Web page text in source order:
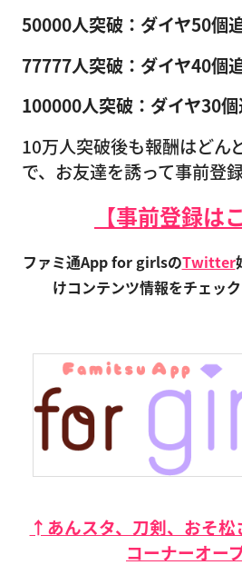
50000人突破：ダイヤ50個
77777人突破：ダイヤ40個
100000人突破：ダイヤ30
10万人突破後も報酬はどん
で、お友達を誘って事前登
【事前登録は
ファミ通App for girlsのTwitter
けコンテンツ情報をチェック
↑あんスタ、刀剣、おそ松
コーナーオー